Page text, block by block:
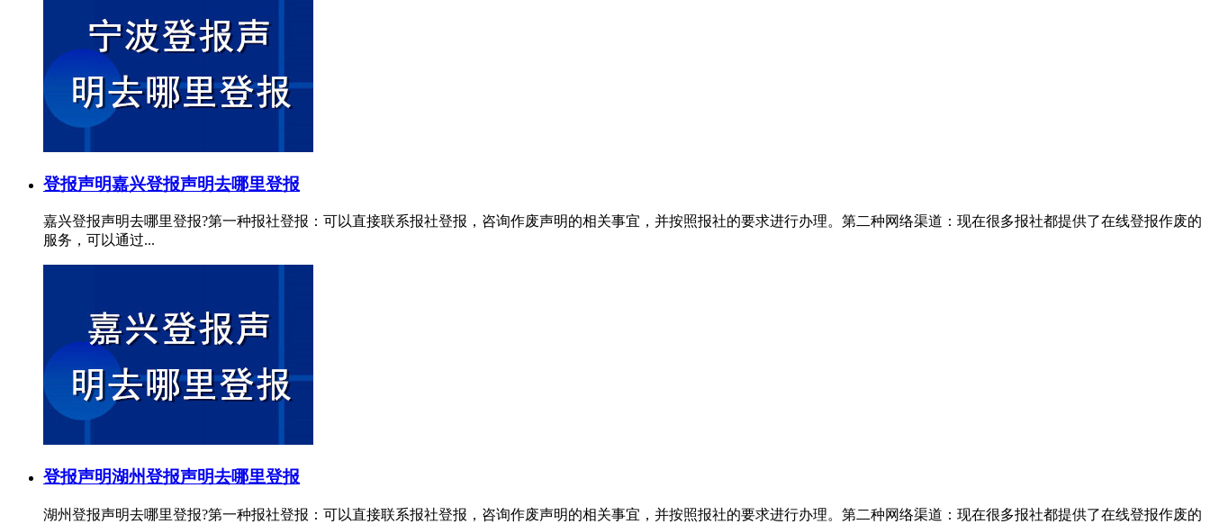
登报声明嘉兴登报声明去哪里登报
嘉兴登报声明去哪里登报?第一种报社登报：可以直接联系报社登报，咨询作废声明的相关事宜，并按照报社的要求进行办理。第二种网络渠道：现在很多报社都提供了在线登报作废的
服务，可以通过...
登报声明湖州登报声明去哪里登报
湖州登报声明去哪里登报?第一种报社登报：可以直接联系报社登报，咨询作废声明的相关事宜，并按照报社的要求进行办理。第二种网络渠道：现在很多报社都提供了在线登报作废的